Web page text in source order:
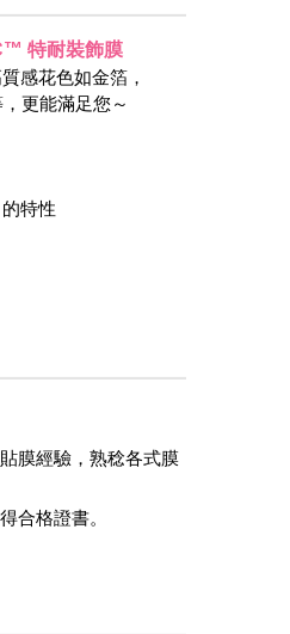
特耐裝飾膜
感花色如金箔，
更能滿足您～
的特性
膜經驗，熟稔各式膜
合格證書。